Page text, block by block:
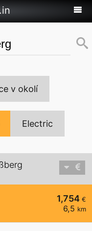
v okolí
Electric
1,754 €
6,5 km